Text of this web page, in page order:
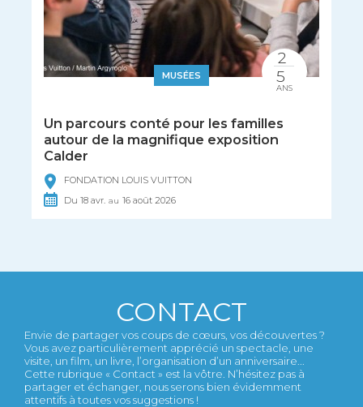
MUSÉES
Un parcours conté pour les familles
autour de la magnifique exposition
Calder
FONDATION LOUIS VUITTON
Du18avr. au 16août 2026
2
5
ANS
CONTACT
Envie de partager vos coups de cœurs, vos découvertes ?
Vous avez particulièrement apprécié un spectacle, une
visite, un film, un livre, l’organisation d’un anniversaire...
Cette rubrique « Contact » est la vôtre. N’hésitez pas à
partager et échanger, nous serons bien évidemment
attentifs à toutes vos suggestions !